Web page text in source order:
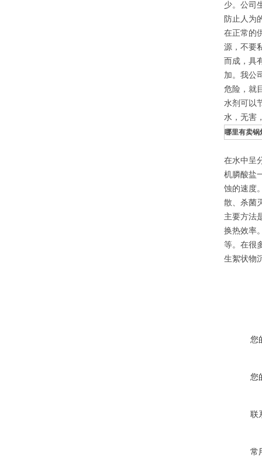
少。公司
防止人为
在正常的
源，不要
而成，具
加。我公
危险，就
水剂可以
水，无害
哪里有卖锅
在水中呈
机膦酸盐
蚀的速度
散、杀菌
主要方法
换热效率
等。在很
生絮状物
您
您
联
常